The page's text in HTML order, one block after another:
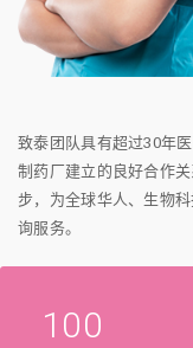
致泰团队具有超过30年
制药厂建立的良好合作
步，为全球华人、生物
询服务。
100